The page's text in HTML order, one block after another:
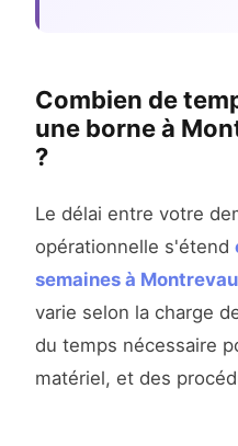
Combien de
une borne à
?
Le délai entre votre
opérationnelle s'étend
semaines à
varie selon la charge
du temps nécessaire
matériel, et des